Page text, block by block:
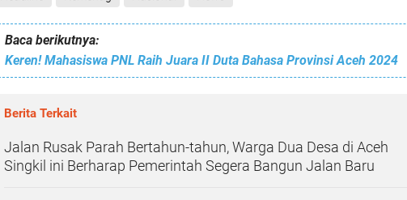
Baca berikutnya:
Keren! Mahasiswa PNL Raih Juara II Duta Bahasa Provinsi Aceh 2024
Berita Terkait
Jalan Rusak Parah Bertahun-tahun, Warga Dua Desa di Aceh
Singkil ini Berharap Pemerintah Segera Bangun Jalan Baru